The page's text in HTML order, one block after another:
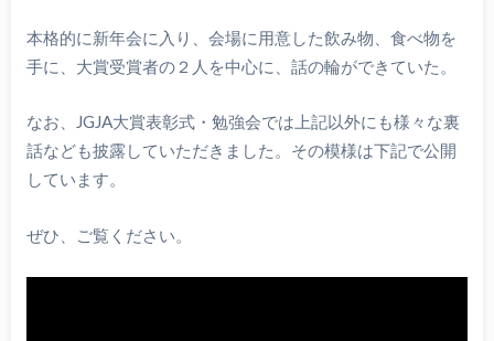
本格的に新年会に入り、会場に用意した飲み物、食べ物を
手に、大賞受賞者の２人を中心に、話の輪ができていた。
なお、JGJA大賞表彰式・勉強会では上記以外にも様々な裏
話なども披露していただきました。その模様は下記で公開
しています。
ぜひ、ご覧ください。